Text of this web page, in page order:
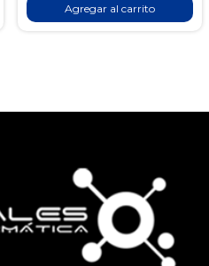
Agregar al carrito